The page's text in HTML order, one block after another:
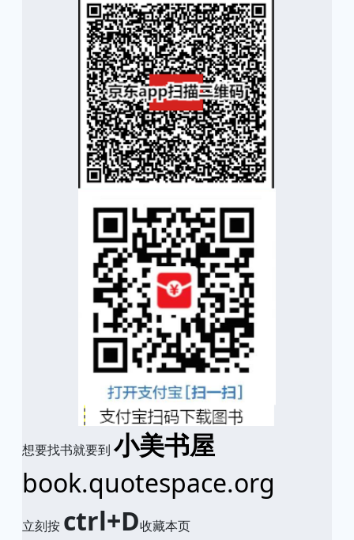
想要找书就要到 小美书屋
book.quotespace.org
立刻按 ctrl+D收藏本页